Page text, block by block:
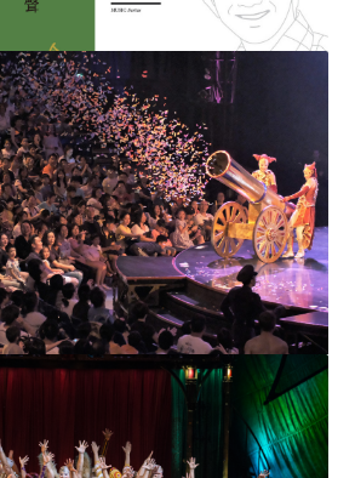
萬本《好聲》書 長者、視障人士、